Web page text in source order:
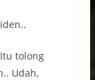
tolong
Udah,